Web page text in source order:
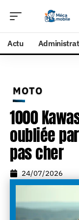
Actu
MOTO
1000
oubliée
pas cher
24/07/2026